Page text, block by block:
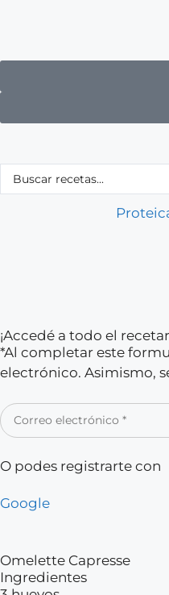
¡Accedé a todo el
*Al completar este
electrónico. Asimismo,
O podes registrarte con
Google
Omelette Capresse
Ingredientes